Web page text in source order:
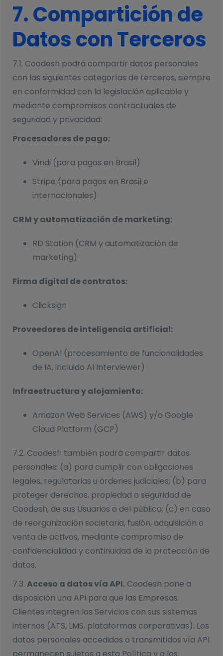
7. Compartición de
Datos con Terceros
7.1. Coodesh podrá compartir datos personales
con las siguientes categorías de terceros, siempre
en conformidad con la legislación aplicable y
mediante compromisos contractuales de
seguridad y privacidad:
Procesadores de pago:
Vindi (para pagos en Brasil)
Stripe (para pagos en Brasil e
internacionales)
CRM y automatización de marketing:
RD Station (CRM y automatización de
marketing)
Firma digital de contratos:
Clicksign
Proveedores de inteligencia artificial:
OpenAI (procesamiento de funcionalidades
de IA, incluido AI Interviewer)
Infraestructura y alojamiento:
Amazon Web Services (AWS) y/o Google
Cloud Platform (GCP)
7.2. Coodesh también podrá compartir datos
personales: (a) para cumplir con obligaciones
legales, regulatorias u órdenes judiciales; (b) para
proteger derechos, propiedad o seguridad de
Coodesh, de sus Usuarios o del público; (c) en caso
de reorganización societaria, fusión, adquisición o
venta de activos, mediante compromiso de
confidencialidad y continuidad de la protección de
datos.
7.3. Acceso a datos vía API. Coodesh pone a
disposición una API para que las Empresas
Clientes integren los Servicios con sus sistemas
internos (ATS, LMS, plataformas corporativas). Los
datos personales accedidos o transmitidos vía API